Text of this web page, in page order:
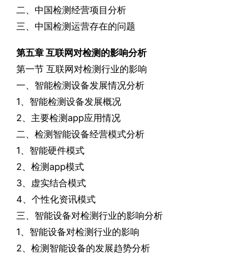
二、中国检测经营项目分析
三、中国检测运营存在的问题
第五章互联网对检测的影响分析
第一节 互联网对检测行业的影响
一、智能检测设备发展情况分析
1、智能检测设备发展概况
2、主要检测 app应用情况
二、检测智能设备经营模式分析
1、智能硬件模式
2、检测 app模式
3、虚实结合模式
4、个性化资讯模式
三、智能设备对检测行业的影响分析
1、智能设备对检测行业的影响
2、检测智能设备的发展趋势分析